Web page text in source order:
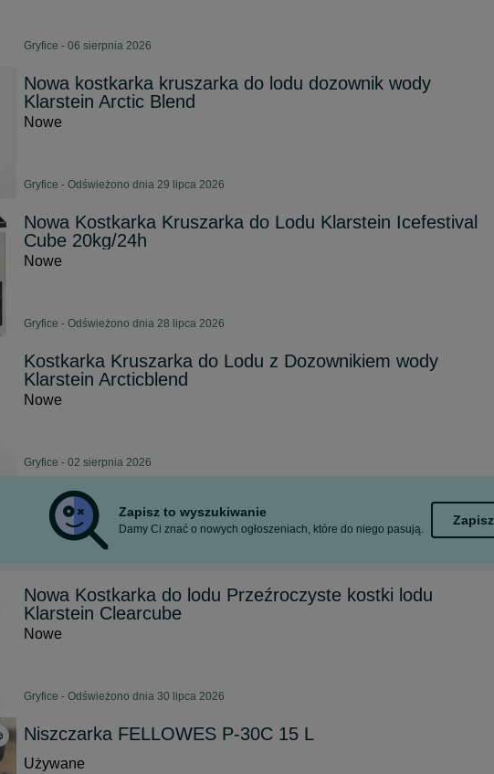
Gryfice - 06 sierpnia 2026
Nowa kostkarka kruszarka do lodu dozownik wody
Klarstein Arctic Blend
Nowe
Gryfice - Odświeżono dnia 29 lipca 2026
Nowa Kostkarka Kruszarka do Lodu Klarstein Icefestival
Cube 20kg/24h
Nowe
Gryfice - Odświeżono dnia 28 lipca 2026
Kostkarka Kruszarka do Lodu z Dozownikiem wody
Klarstein Arcticblend
Nowe
Gryfice - 02 sierpnia 2026
Zapisz to wyszukiwanie
Damy Ci znać o nowych ogłoszeniach, które do niego pasują.
Zapisz
Nowa Kostkarka do lodu Przeźroczyste kostki lodu
Klarstein Clearcube
Nowe
Gryfice - Odświeżono dnia 30 lipca 2026
Niszczarka FELLOWES P-30C 15 L
Używane